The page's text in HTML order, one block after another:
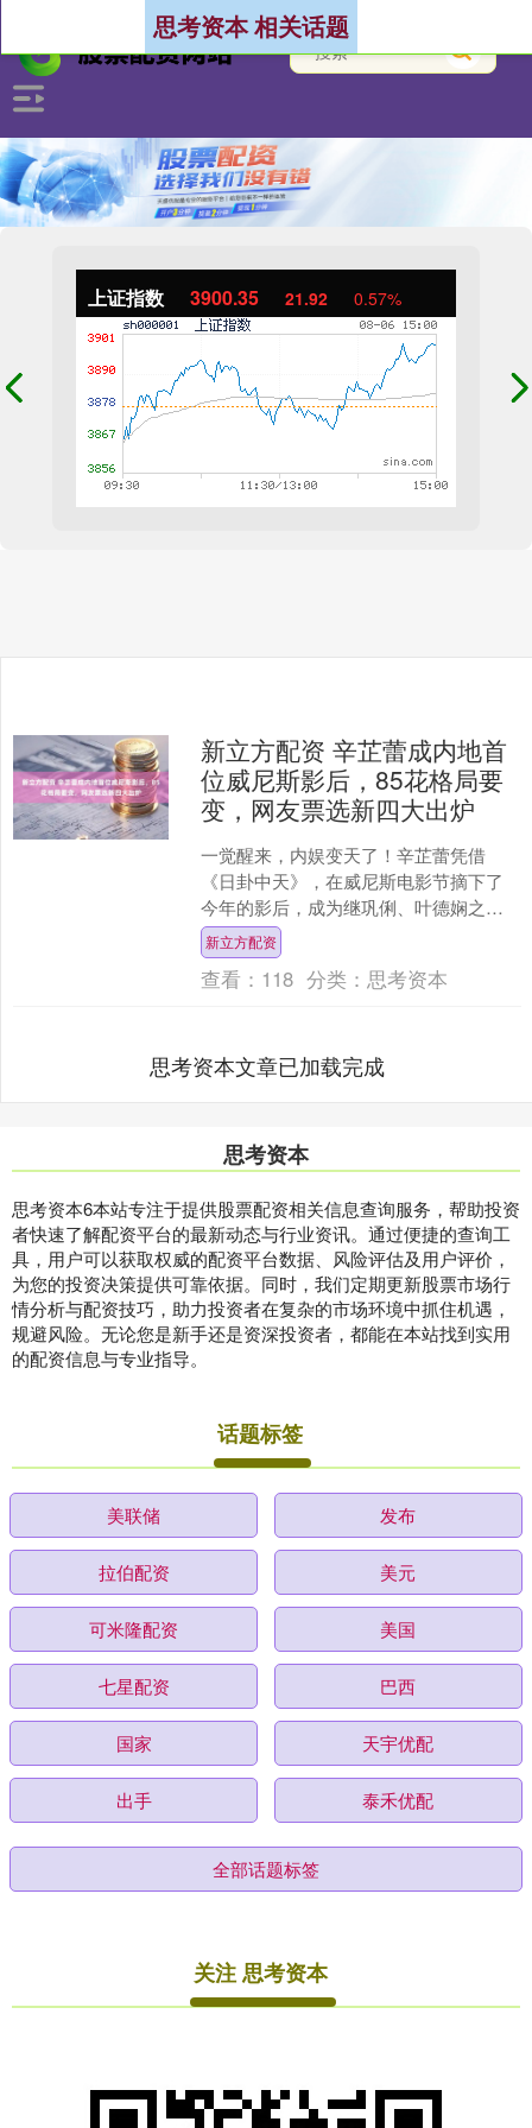
上证指数 3900.35 21.92 0.57%
思考资本 相关话题
新立方配资 辛芷蕾成内地首
位威尼斯影后，85花格局要
变，网友票选新四大出炉
一觉醒来，内娱变天了！辛芷蕾凭借
《日卦中天》，在威尼斯电影节摘下了
今年的影后，成为继巩俐、叶德娴之后
的第三位华语女演员，也是内地首位摘
下这个影后桂冠的女演员。 ....
新立方配资
查看： 118 分类：思考资本
思考资本文章已加载完成
思考资本
思考资本6本站专注于提供股票配资相关信息查询服务，帮助投资
者快速了解配资平台的最新动态与行业资讯。通过便捷的查询工
具，用户可以获取权威的配资平台数据、风险评估及用户评价，
为您的投资决策提供可靠依据。同时，我们定期更新股票市场行
情分析与配资技巧，助力投资者在复杂的市场环境中抓住机遇，
规避风险。无论您是新手还是资深投资者，都能在本站找到实用
的配资信息与专业指导。
话题标签
美联储 发布
拉伯配资 美元
可米隆配资 美国
七星配资 巴西
国家 天宇优配
出手 泰禾优配
全部话题标签
关注 思考资本